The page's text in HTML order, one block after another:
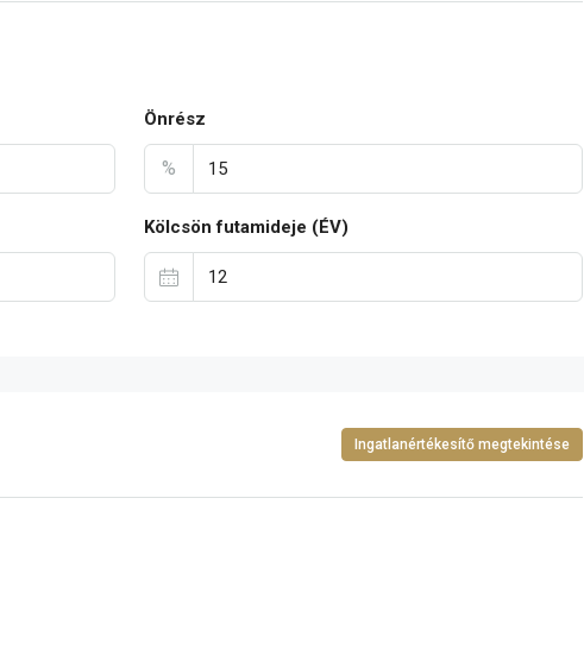
Önrész
%
Kölcsön futamideje (ÉV)
Ingatlanértékesítő megtekintése